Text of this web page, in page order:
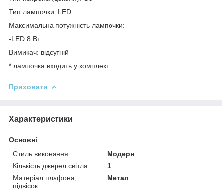
Тип лампочки: LED
Максимальна потужність лампочки:
-LED 8 Вт
Вимикач: відсутній
* лампочка входить у комплект
Приховати
Характеристики
Основні
Стиль виконання
Модерн
Кількість джерел світла
1
Матеріал плафона,
підвісок
Метал